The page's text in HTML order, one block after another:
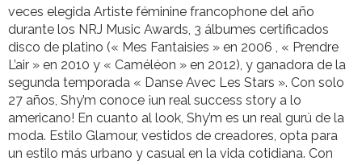
veces elegida Artiste féminine franco­phone del año
durante los NRJ Music Awards, 3 álbumes certificados
disco de platino (« Mes Fantaisies » en 2006 , « Prendre
L’air » en 2010 y « Caméléon » en 2012), y ganadora de la
segunda temporada « Danse Avec Les Stars ». Con solo
27 años, Shy’m conoce ¡un real success story a lo
americano! En cuanto al look, Shy’m es un real gurú de la
moda. Estilo Glamour, vestidos de creadores, opta para
un estilo más urbano y casual en la vida cotidiana. Con